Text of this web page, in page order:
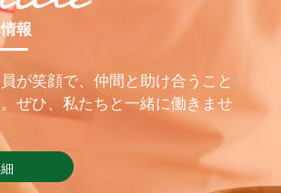
報
が笑顔で、仲間と助け合うこと
ぜひ、私たちと一緒に働きませ